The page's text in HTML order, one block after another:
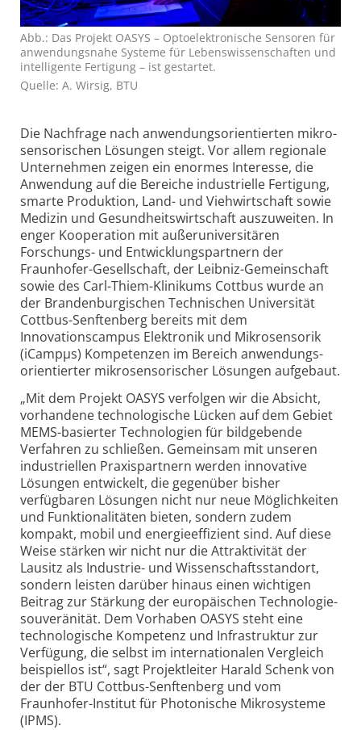
Abb.: Das Projekt OASYS – Optoelektronische Sensoren für
anwendungsnahe Systeme für Lebenswissenschaften und
intelligente Fertigung – ist gestartet.
Quelle: A. Wirsig, BTU
Die Nachfrage nach anwendungs­orientierten mikro­
sensorischen Lösungen steigt. Vor allem regionale
Unternehmen zeigen ein enormes Interesse, die
Anwendung auf die Bereiche industrielle Fertigung,
smarte Produktion, Land- und Viehwirtschaft sowie
Medizin und Gesundheits­wirtschaft auszuweiten. In
enger Kooperation mit außeruniversitären
Forschungs- und Entwicklungs­partnern der
Fraunhofer-Gesellschaft, der Leibniz-Gemeinschaft
sowie des Carl-Thiem-Klinikums Cottbus wurde an
der Branden­burgischen Technischen Universität
Cottbus-Senftenberg bereits mit dem
Innovationscampus Elektronik und Mikrosensorik
(iCampµs) Kompetenzen im Bereich anwendungs­
orientierter mikro­sensorischer Lösungen aufgebaut.
„Mit dem Projekt OASYS verfolgen wir die Absicht,
vorhandene technologische Lücken auf dem Gebiet
MEMS-basierter Technologien für bildgebende
Verfahren zu schließen. Gemeinsam mit unseren
industriellen Praxispartnern werden innovative
Lösungen entwickelt, die gegenüber bisher
verfügbaren Lösungen nicht nur neue Möglichkeiten
und Funk­tionalitäten bieten, sondern zudem
kompakt, mobil und energieeffizient sind. Auf diese
Weise stärken wir nicht nur die Attraktivität der
Lausitz als Industrie- und Wissenschaftsstandort,
sondern leisten darüber hinaus einen wichtigen
Beitrag zur Stärkung der europäischen Technologie­
souveränität. Dem Vorhaben OASYS steht eine
techno­logische Kompetenz und Infrastruktur zur
Verfügung, die selbst im inter­nationalen Vergleich
beispiellos ist“, sagt Projektleiter Harald Schenk von
der der BTU Cottbus-Senften­berg und vom
Fraunhofer-Institut für Photonische Mikrosysteme
(IPMS).